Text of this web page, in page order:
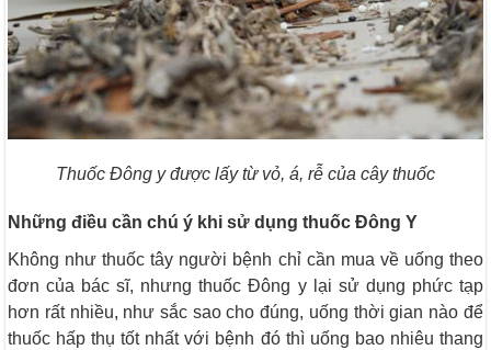
Thuốc Đông y được lấy từ vỏ, á, rễ của cây thuốc
Những điều cần chú ý khi sử dụng thuốc Đông Y
Không như thuốc tây người bệnh chỉ cần mua về uống theo
đơn của bác sĩ, nhưng thuốc Đông y lại sử dụng phức tạp
hơn rất nhiều, như sắc sao cho đúng, uống thời gian nào để
thuốc hấp thụ tốt nhất với bệnh đó thì uống bao nhiêu thang